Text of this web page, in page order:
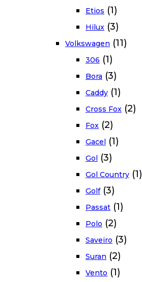
Etios (1)
Hilux (3)
Volkswagen (11)
306 (1)
Bora (3)
Caddy (1)
Cross Fox (2)
Fox (2)
Gacel (1)
Gol (3)
Gol Country (1)
Golf (3)
Passat (1)
Polo (2)
Saveiro (3)
Suran (2)
Vento (1)